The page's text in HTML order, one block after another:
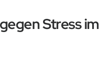
Stress im